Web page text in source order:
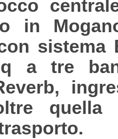
in
sistema
a tre
quella